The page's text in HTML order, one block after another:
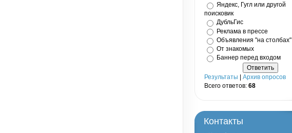
Яндекс, Гугл или другой
поисковик
ДубльГис
Реклама в прессе
Объявления "на столбах"
От знакомых
Баннер перед входом
Результаты | Архив опросов
Всего ответов: 68
Контакты